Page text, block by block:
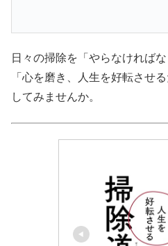
日々の掃除を「やらなければ
「心を磨き、人生を好転させ
してみませんか。